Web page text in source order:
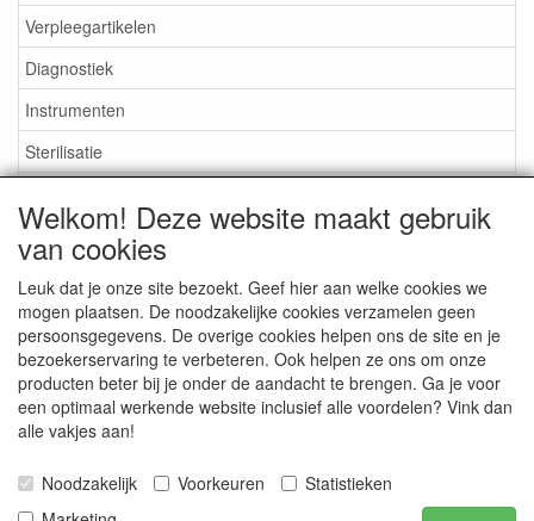
Verpleegartikelen
Diagnostiek
Instrumenten
Sterilisatie
Aktieartikelen
Medisan Trading te Alblasserdam. Alle genoemde prijzen zijn
inclusief BTW enexclusief verzendkostentenzij anders
aangegeven.
Welkom! Deze website maakt gebruik
van cookies
Leuk dat je onze site bezoekt. Geef hier aan welke cookies we
mogen plaatsen. De noodzakelijke cookies verzamelen geen
persoonsgegevens. De overige cookies helpen ons de site en je
bezoekerservaring te verbeteren. Ook helpen ze ons om onze
producten beter bij je onder de aandacht te brengen. Ga je voor
een optimaal werkende website inclusief alle voordelen? Vink dan
alle vakjes aan!
Noodzakelijk Voorkeuren
Statistieken